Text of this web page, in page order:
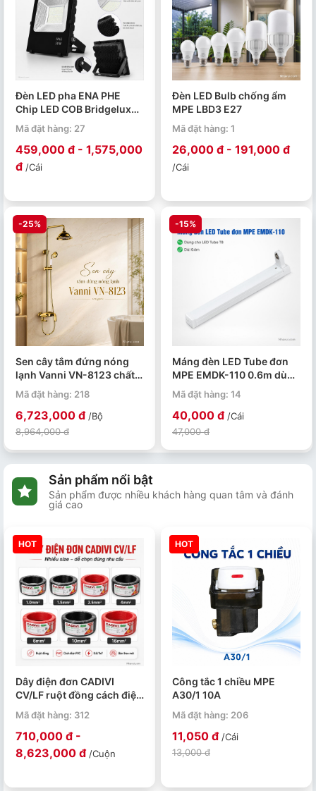
Đèn LED pha ENA PHE
Chip LED COB Bridgelux
50W 100W 150W 200W
Mã đặt hàng: 27
459,000 đ - 1,575,000
đ /Cái
Đèn LED Bulb chống ẩm
MPE LBD3 E27
Mã đặt hàng: 1
26,000 đ - 191,000 đ
/Cái
-25%
Sen cây tắm đứng nóng
lạnh Vanni VN-8123 chất
liệu đồng thau mạ vàng
Mã đặt hàng: 218
6,723,000 đ /Bộ
8,964,000 đ
-15%
Máng đèn LED Tube đơn
MPE EMDK-110 0.6m dùng
cho bóng T8
Mã đặt hàng: 14
40,000 đ /Cái
47,000 đ
Sản phẩm nổi bật
Sản phẩm được nhiều khách hàng quan tâm và đánh
giá cao
HOT
Dây điện đơn CADIVI
CV/LF ruột đồng cách điện
Mã đặt hàng: 312
710,000 đ -
8,623,000 đ /Cuộn
HOT
Công tắc 1 chiều MPE
A30/1 10A
Mã đặt hàng: 206
11,050 đ /Cái
13,000 đ